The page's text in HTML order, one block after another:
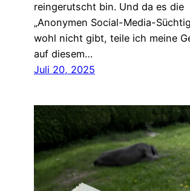
reingerutscht bin. Und da es die
„Anonymen Social-Media-
wohl nicht gibt, teile ich meine
auf diesem…
Juli 20, 2025